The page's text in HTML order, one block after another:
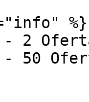
%}
- 2
- 50